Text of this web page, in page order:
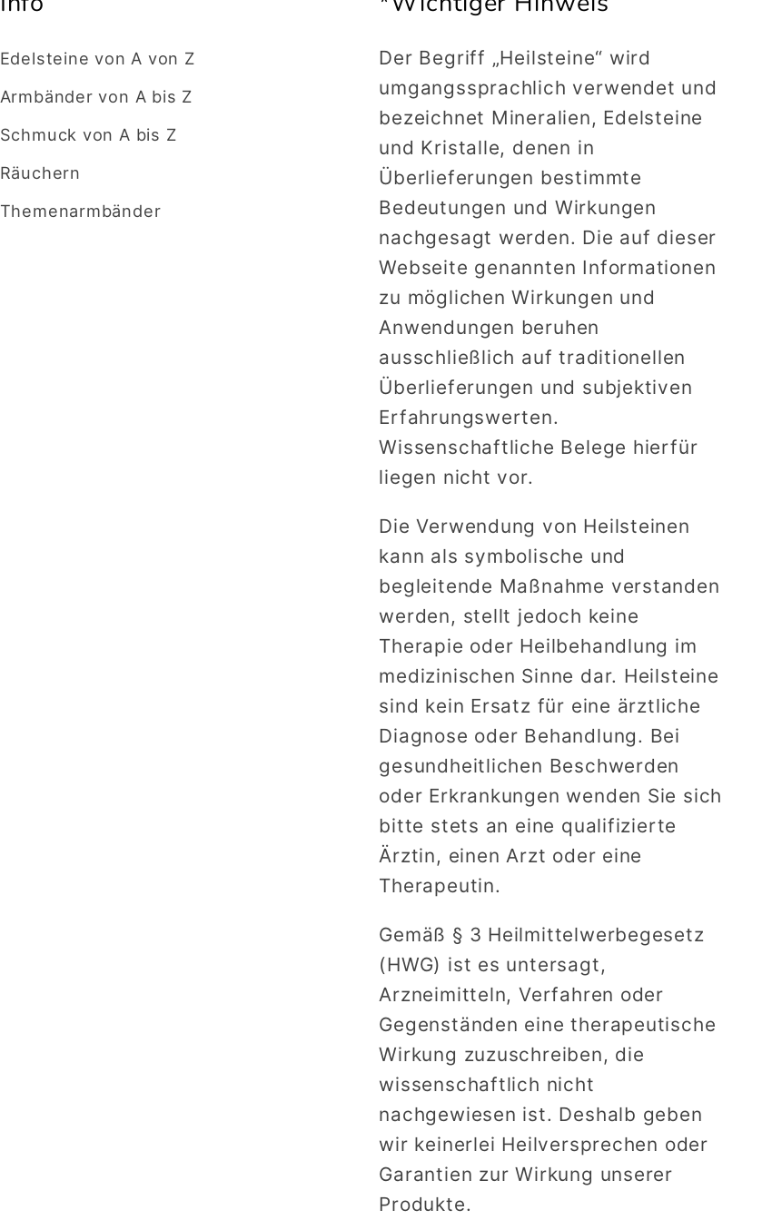
Edelsteine von A von Z
Armbänder von A bis Z
Schmuck von A bis Z
Räuchern
Themenarmbänder
Der Begriff „Heilsteine“ wird
umgangssprachlich verwendet und
bezeichnet Mineralien, Edelsteine
und Kristalle, denen in
Überlieferungen bestimmte
Bedeutungen und Wirkungen
nachgesagt werden. Die auf dieser
Webseite genannten Informationen
zu möglichen Wirkungen und
Anwendungen beruhen
ausschließlich auf traditionellen
Überlieferungen und subjektiven
Erfahrungswerten.
Wissenschaftliche Belege hierfür
liegen nicht vor.
Die Verwendung von Heilsteinen
kann als symbolische und
begleitende Maßnahme verstanden
werden, stellt jedoch keine
Therapie oder Heilbehandlung im
medizinischen Sinne dar. Heilsteine
sind kein Ersatz für eine ärztliche
Diagnose oder Behandlung. Bei
gesundheitlichen Beschwerden
oder Erkrankungen wenden Sie sich
bitte stets an eine qualifizierte
Ärztin, einen Arzt oder eine
Therapeutin.
Gemäß § 3 Heilmittelwerbegesetz
(HWG) ist es untersagt,
Arzneimitteln, Verfahren oder
Gegenständen eine therapeutische
Wirkung zuzuschreiben, die
wissenschaftlich nicht
nachgewiesen ist. Deshalb geben
wir keinerlei Heilversprechen oder
Garantien zur Wirkung unserer
Produkte.